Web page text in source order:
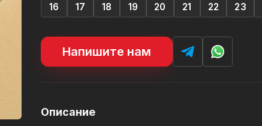
16 17 18 19 20 21 22 23
Напишите нам
Описание